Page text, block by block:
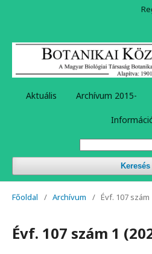
Aktuális Archívum 2015-
Keresés
Főoldal / Archívum / Évf. 107 szám
Évf. 107 szám 1